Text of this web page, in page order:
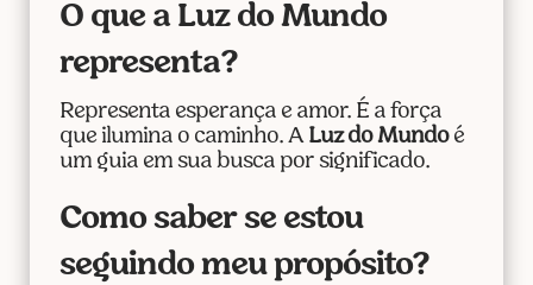
O que a Luz do Mundo
representa?
Representa esperança e amor. É a força
que ilumina o caminho. A Luz do Mundoé
um guia em sua busca por significado.
Como saber se estou
seguindo meu propósito?